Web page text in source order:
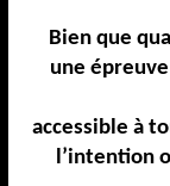
Bien que
une
accessible à
l’intention